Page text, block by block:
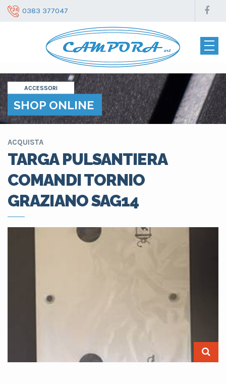
0383 377047
ACCESSORI
SHOP ONLINE
ACQUISTA
TARGA PULSANTIERA
COMANDI TORNIO
GRAZIANO SAG14